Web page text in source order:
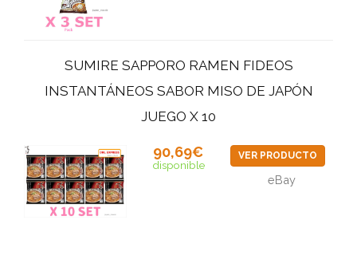
SUMIRE SAPPORO RAMEN FIDEOS
INSTANTÁNEOS SABOR MISO DE JAPÓN
JUEGO X 10
90,69€
disponible
VER PRODUCTO
eBay